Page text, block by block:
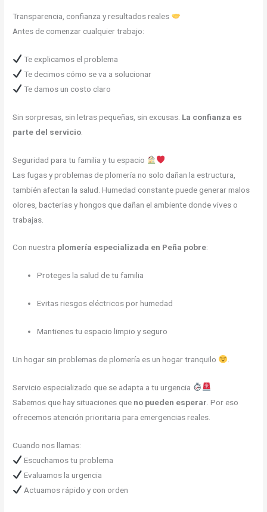
Transparencia, confianza y resultados reales
Antes de comenzar cualquier trabajo:
Te explicamos el problema
Te decimos cómo se va a solucionar
Te damos un costo claro
Sin sorpresas, sin letras pequeñas, sin excusas. La confianza es
parte del servicio
Seguridad para tu familia y tu espacio
Las fugas y problemas de plomería no solo dañan la estructura,
también afectan la salud. Humedad constante puede generar malos
olores, bacterias y hongos que dañan el ambiente donde vives o
trabajas.
Con nuestra plomería especializada en Peña pobre:
Proteges la salud de tu familia
Evitas riesgos eléctricos por humedad
Mantienes tu espacio limpio y seguro
Un hogar sin problemas de plomería es un hogar tranquilo
Servicio especializado que se adapta a tu urgencia
Sabemos que hay situaciones que no pueden esperar . Por eso
ofrecemos atención prioritaria para emergencias reales.
Cuando nos llamas:
Escuchamos tu problema
Evaluamos la urgencia
Actuamos rápido y con orden